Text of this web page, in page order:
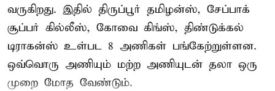
வருகிறது. இதில் திருப்பூர் தமிழன்ஸ், சேப்பாக்
சூப்பர் கில்லீஸ், கோவை கிங்ஸ், திண்டுக்கல்
டிராகன்ஸ் உள்பட 8 அணிகள் பங்கேற்றுள்ளன.
ஒவ்வொரு அணியும் மற்ற அணியுடன் தலா ஒரு
முறை மோத வேண்டும்.